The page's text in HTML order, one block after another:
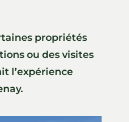
propriétés
ou des visites
l’expérience